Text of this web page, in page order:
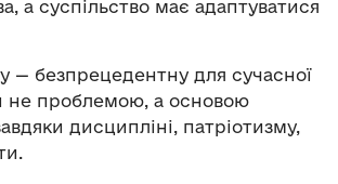
а суспільство має адаптуватися
— безпрецедентну для сучасної
не проблемою, а основою
дисципліні, патріотизму,